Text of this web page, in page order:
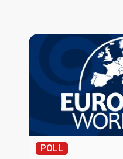
POLL